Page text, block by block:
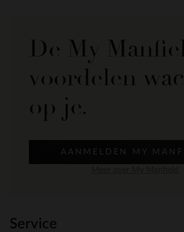
De My
voordelen
op je.
AANMELDEN MY
Service